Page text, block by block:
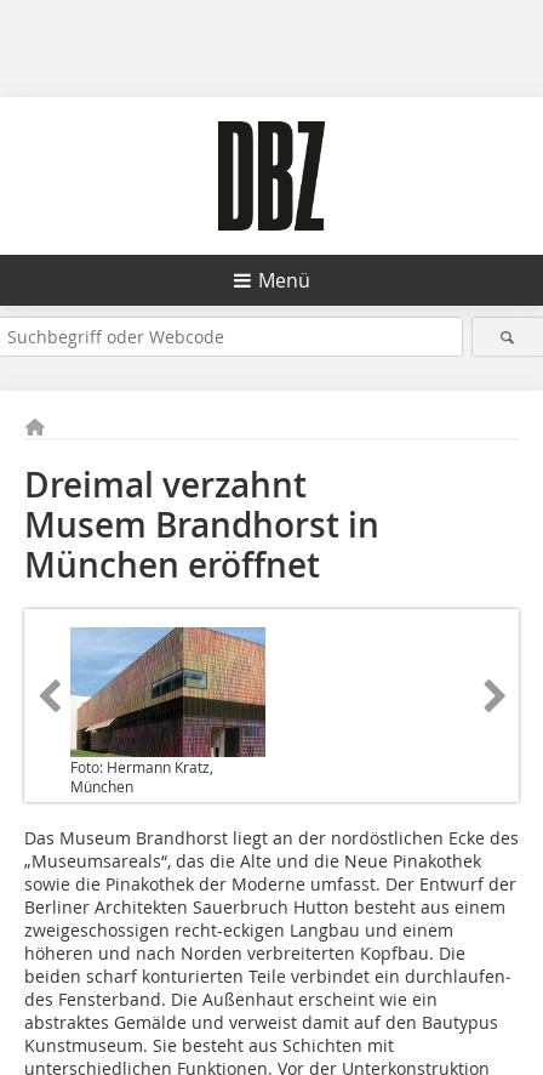
Menü
Dreimal verzahnt
Musem Brandhorst in
München eröffnet
Foto: Hermann Kratz,
München
Das Museum Brandhorst liegt an der nordöstlichen Ecke des
„Museumsareals“, das die Alte und die Neue Pinakothek
sowie die Pina­kothek der Moderne umfasst. Der Entwurf der
Berliner Architekten Sauerbruch Hutton besteht aus einem
zweigeschossigen recht-eckigen Langbau und einem
höheren und nach Norden verbreiterten Kopfbau. Die
beiden scharf konturierten Teile verbindet ein durchlaufen­
des Fensterband. Die Außenhaut erscheint wie ein
abstraktes Gemälde und verweist damit auf den Bautypus
Kunstmuseum. Sie besteht aus Schichten mit
unterschiedlichen Funktionen. Vor der Unterkonstruktion